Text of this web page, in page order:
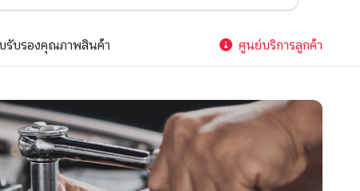
รับรองคุณภาพสินค้า ศูนย์บริการลูกค้า